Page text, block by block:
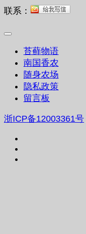
联系：
苔藓物语
南国香农
随身农场
隐私政策
留言板
浙ICP备12003361号